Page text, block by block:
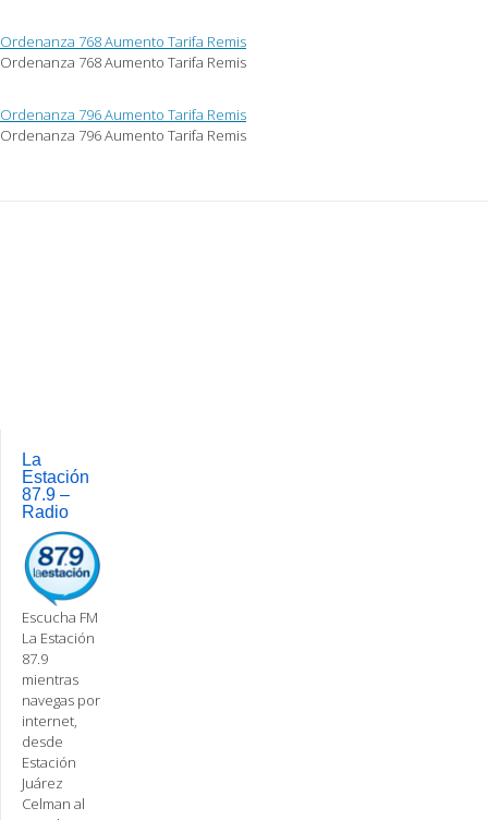
Ordenanza 768 Aumento Tarifa Remis
Ordenanza 768 Aumento Tarifa Remis
Ordenanza 796 Aumento Tarifa Remis
Ordenanza 796 Aumento Tarifa Remis
La
Estación
87.9 –
Radio
Escucha FM
La Estación
87.9
mientras
navegas por
internet,
desde
Estación
Juárez
Celman al